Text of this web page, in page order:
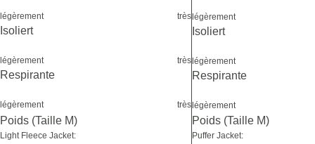
légèrement très
Isoliert
légèrement très
Respirante
légèrement très
Poids (Taille M)
Light Fleece Jacket:
légèrement
Isoliert
légèrement
Respirante
légèrement
Poids (Taille M)
Puffer Jacket: